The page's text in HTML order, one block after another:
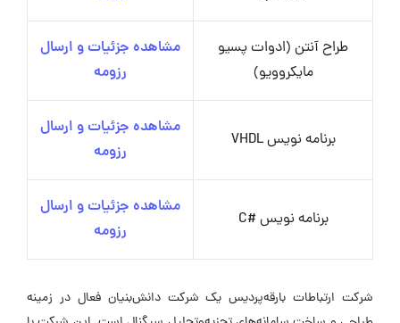
طراح آنتن (ادوات پسیو
مایکروویو)
مشاهده جزئیات و ارسال
رزومه
برنامه نویس VHDL
مشاهده جزئیات و ارسال
رزومه
برنامه نویس #C
مشاهده جزئیات و ارسال
رزومه
شرکت ارتباطات بارقه‌پردیس یک شرکت دانش‌بنیان فعال در زمینه